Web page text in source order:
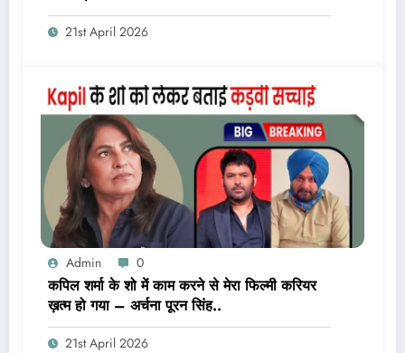
21st April 2026
Admin 0
कपिल शर्मा के शो में काम करने से मेरा फिल्मी करियर
ख़त्म हो गया – अर्चना पूरन सिंह..
21st April 2026